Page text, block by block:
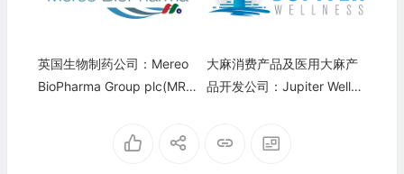
英国生物制药公司：Mereo
BioPharma Group plc(MRE
大麻消费产品及医用大麻产
品开发公司：Jupiter Wellne